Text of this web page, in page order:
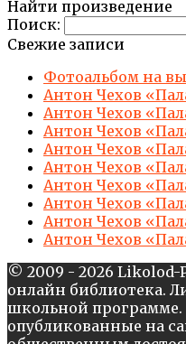
Найти произведение
Поиск:
Свежие записи
Фотоальбом на
Антон Чехов
Антон Чехов
Антон Чехов
Антон Чехов
Антон Чехов
Антон Чехов
Антон Чехов
Антон Чехов
Антон Чехов
© 2009 - 2026 Likolod-
онлайн библиотека.
школьной программе.
опубликованные на